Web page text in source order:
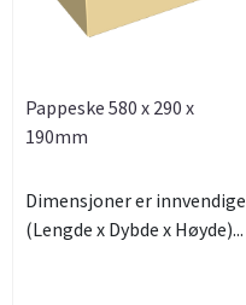
Pappeske 580 x 290 x
190mm
Dimensjoner er innvendige
(Lengde x Dybde x Høyde)...